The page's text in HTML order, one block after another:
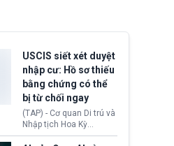
USCIS siết xét duyệt
nhập cư: Hồ sơ thiếu
bằng chứng có thể
bị từ chối ngay
(TAP) - Cơ quan Di trú và
Nhập tịch Hoa Kỳ
(USCIS) vừa thay đổi quy